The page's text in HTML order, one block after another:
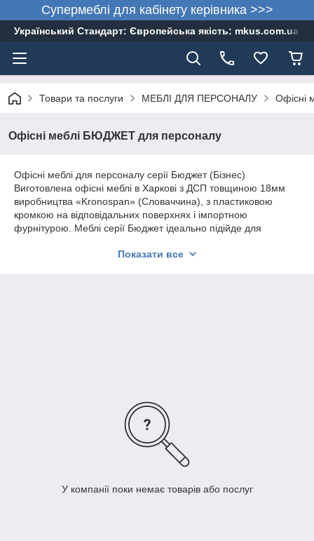
Супермеблі для кабінету керівника >>>
Український Стандарт: Європейська якість: mkus.com.ua
Товари та послуги МЕБЛІ ДЛЯ ПЕРСОНАЛУ Офісні
Офісні меблі БЮДЖЕТ для персоналу
Офісні меблі для персоналу серії Бюджет (Бізнес)
Виготовлена офісні меблі в Харкові з ДСП товщиною 18мм
виробництва «Kronospan» (Словаччина), з пластиковою
кромкою на відповідальних поверхнях і імпортною
фурнітурою. Меблі серії Бюджет ідеально підійде для
навчального приміщення, робочого кабінету в недорогому
Показати все
У компанії поки немає товарів або послуг